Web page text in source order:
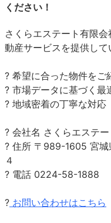
ください！
さくらエステート有限
動産サービスを提供して
? 希望に合った物件をご
? 市場データに基づく最
? 地域密着の丁寧な対応
? 会社名 さくらエステ
? 住所 〒989-1605 宮城
４
? 電話 0224-58-1888
? お問い合わせはこちら